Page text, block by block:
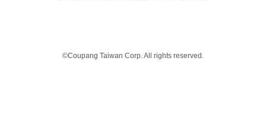
©Coupang Taiwan Corp. All rights reserved.